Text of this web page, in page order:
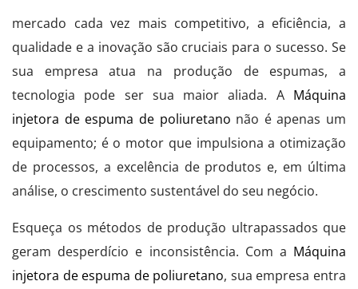
mercado cada vez mais competitivo, a eficiência, a
qualidade e a inovação são cruciais para o sucesso. Se
sua empresa atua na produção de espumas, a
tecnologia pode ser sua maior aliada. A Máquina
injetora de espuma de poliuretano não é apenas um
equipamento; é o motor que impulsiona a otimização
de processos, a excelência de produtos e, em última
análise, o crescimento sustentável do seu negócio.
Esqueça os métodos de produção ultrapassados que
geram desperdício e inconsistência. Com a Máquina
injetora de espuma de poliuretano, sua empresa entra